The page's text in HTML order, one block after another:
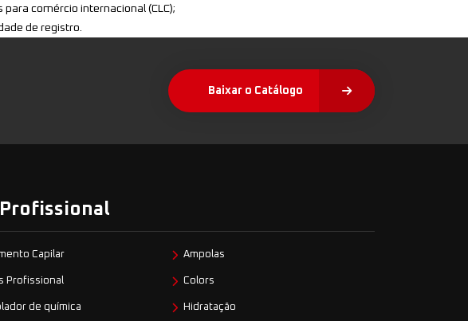
comércio internacional (CLC);
de registro.
Baixar o Catálogo
Capilar Ampolas
Profissional Colors
de química Hidratação